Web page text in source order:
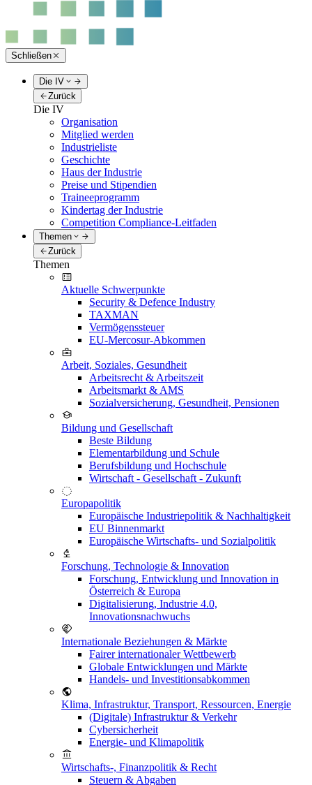
Schließen
Die IV
Zurück
Die IV
Organisation
Mitglied werden
Industrieliste
Geschichte
Haus der Industrie
Preise und Stipendien
Traineeprogramm
Kindertag der Industrie
Competition Compliance-Leitfaden
Themen
Zurück
Themen
Aktuelle Schwerpunkte
Security & Defence Industry
TAXMAN
Vermögenssteuer
EU-Mercosur-Abkommen
Arbeit, Soziales, Gesundheit
Arbeitsrecht & Arbeitszeit
Arbeitsmarkt & AMS
Sozialversicherung, Gesundheit, Pensionen
Bildung und Gesellschaft
Beste Bildung
Elementarbildung und Schule
Berufsbildung und Hochschule
Wirtschaft - Gesellschaft - Zukunft
Europapolitik
Europäische Industriepolitik & Nachhaltigkeit
EU Binnenmarkt
Europäische Wirtschafts- und Sozialpolitik
Forschung, Technologie & Innovation
Forschung, Entwicklung und Innovation in
Österreich & Europa
Digitalisierung, Industrie 4.0,
Innovationsnachwuchs
Internationale Beziehungen & Märkte
Fairer internationaler Wettbewerb
Globale Entwicklungen und Märkte
Handels- und Investitionsabkommen
Klima, Infrastruktur, Transport, Ressourcen, Energie
(Digitale) Infrastruktur & Verkehr
Cybersicherheit
Energie- und Klimapolitik
Wirtschafts-, Finanzpolitik & Recht
Steuern & Abgaben